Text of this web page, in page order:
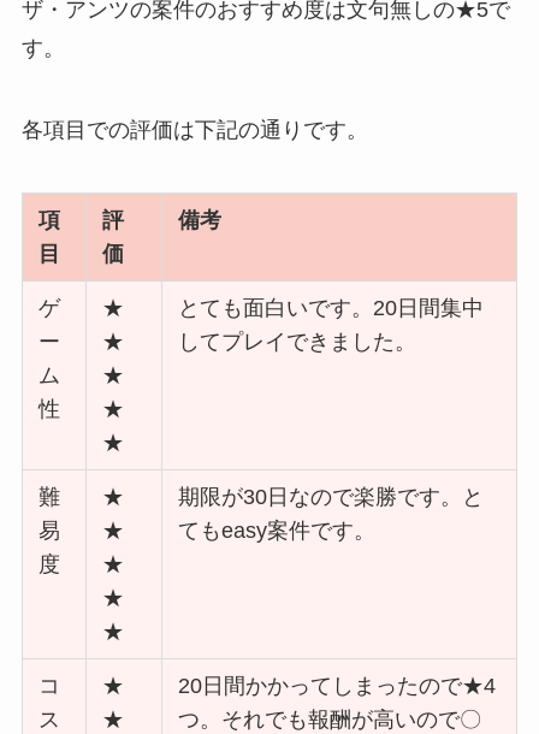
ザ・アンツの案件のおすすめ度は文句無しの★5で
す。
各項目での評価は下記の通りです。
項
目
評
価
備考
ゲ
ー
ム
性
★
★
★
★
★
とても面白いです。20日間集中
してプレイできました。
難
易
度
★
★
★
★
★
期限が30日なので楽勝です。と
てもeasy案件です。
コ
ス
★
★
20日間かかってしまったので★4
つ。それでも報酬が高いので〇